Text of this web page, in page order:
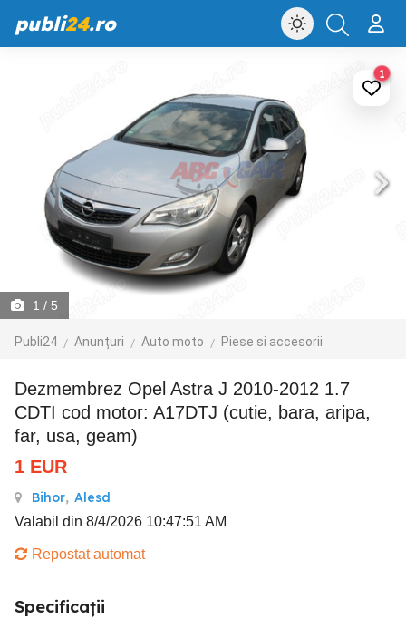
publi24.ro
1 / 5
Publi24 Anunțuri Auto moto Piese si accesorii
1
Dezmembrez Opel Astra J 2010-2012 1.7
CDTI cod motor: A17DTJ (cutie, bara, aripa,
far, usa, geam)
1 EUR
Bihor, Alesd
Valabil din 8/4/2026 10:47:51 AM
Repostat automat
Specificații